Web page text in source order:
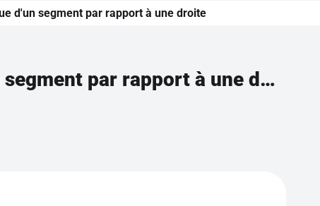
d'un segment par rapport à une droite
Construire sur papier quadrillé le symétrique d'un segment par rapport à une droite